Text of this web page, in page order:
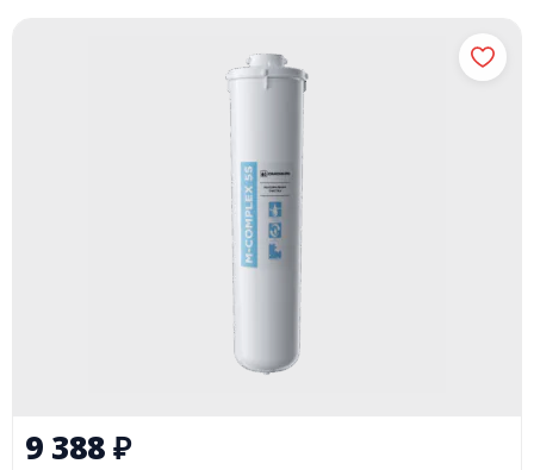
9 388₽